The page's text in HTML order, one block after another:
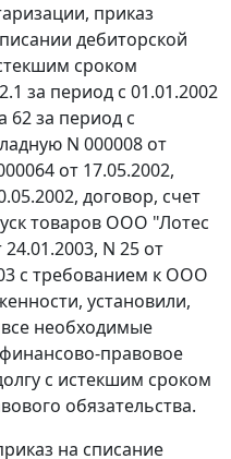
приказ
дебиторской
сроком
за период с 01.01.2002
62за период с
N 000008 от
от 17.05.2002,
договор, счет
товаров ООО "Лотес
N 25 от
с требованием к ООО
установили,
необходимые
правовое
с истекшим сроком
обязательства.
на списание